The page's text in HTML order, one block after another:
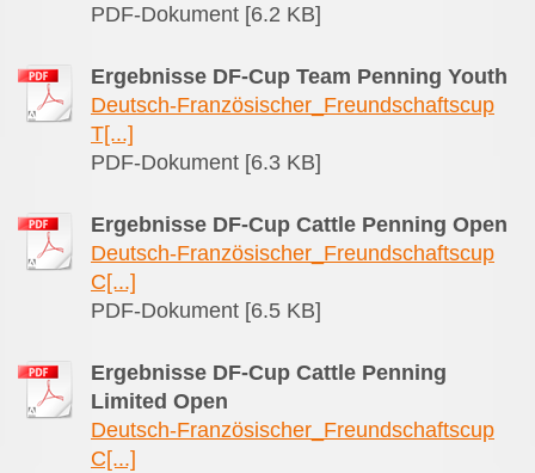
PDF-Dokument [6.2 KB]
Ergebnisse DF-Cup Team Penning Youth
Deutsch-Französischer_Freundschaftscup
T[...]
PDF-Dokument [6.3 KB]
Ergebnisse DF-Cup Cattle Penning Open
Deutsch-Französischer_Freundschaftscup
C[...]
PDF-Dokument [6.5 KB]
Ergebnisse DF-Cup Cattle Penning
Limited Open
Deutsch-Französischer_Freundschaftscup
C[...]